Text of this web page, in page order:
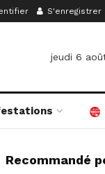
S'enregistrer
jeudi 6
Recommandé